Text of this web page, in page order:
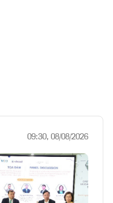
09:30, 08/08/2026